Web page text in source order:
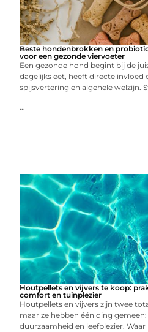
Beste hondenbrokken en
voor een gezonde viervoeter
Een gezonde hond begint bij de
dagelijks eet, heeft directe invloed
spijsvertering en algehele welzijn.
...
Houtpellets en vijvers te koop:
comfort en tuinplezier
Houtpellets en vijvers zijn twee
maar ze hebben één ding
duurzaamheid en leefplezier.